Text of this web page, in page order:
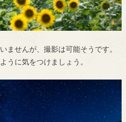
ませんが、撮影は可能そうです。
うに気をつけましょう。